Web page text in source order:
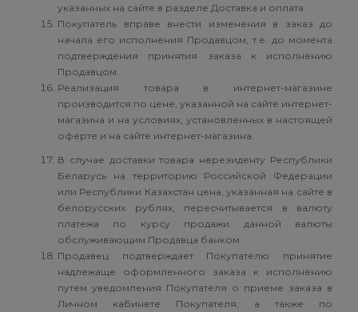
указанных на сайте в разделе Доставка и оплата .
Покупатель вправе внести изменения в заказ до
начала его исполнения Продавцом, т.е. до момента
подтверждения принятия заказа к исполнению
Продавцом.
Реализация товара в интернет-магазине
производится по цене, указанной на сайте интернет-
магазина и на условиях, установленных в настоящей
оферте и на сайте интернет-магазина.
В случае доставки товара нерезиденту Республики
Беларусь на территорию Российской Федерации
или Республики Казахстан цена, указанная на сайте в
белорусских рублях, пересчитывается в валюту
платежа по курсу продажи данной валюты
обслуживающим Продавца банком.
Продавец подтверждает Покупателю принятие
надлежаще оформленного заказа к исполнению
путем уведомления Покупателя о приеме заказа в
Личном кабинете Покупателя, а также по